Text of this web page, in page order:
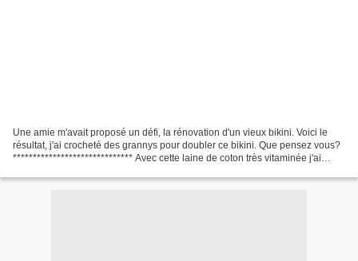
Une amie m'avait proposé un défi, la rénovation d'un vieux bikini. Voici le
résultat, j'ai crocheté des grannys pour doubler ce bikini. Que pensez vous?
****************************** Avec cette laine de coton très vitaminée j'ai